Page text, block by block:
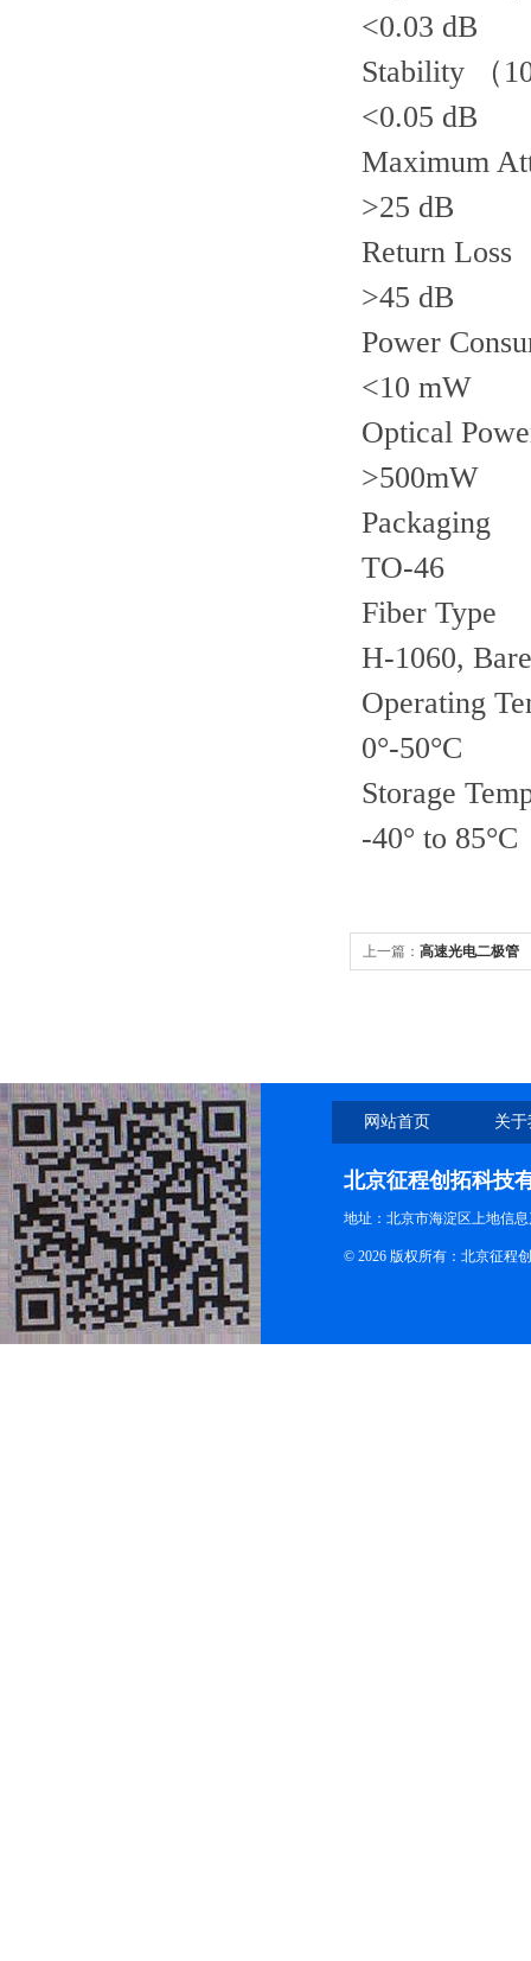
<0.03 dB
Stability （
<0.05 dB
Maximum
>25 dB
Return Loss
>45 dB
Power
<10 mW
Optical
>500mW
Packaging
TO-46
Fiber Type
H-1060,
Operating
0°-50°C
Storage
-40° to 85°C
上一篇： 高速光电二极管
网站首页 关
北京征程创拓科技
地址：北京市海淀区上地信
© 2026 版权所有：北京征程